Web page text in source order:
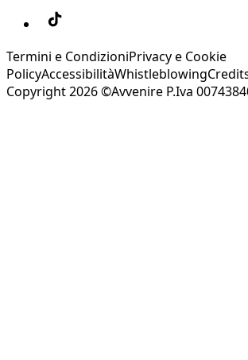
Termini e CondizioniPrivacy e Cookie
PolicyAccessibilitàWhistleblowing
Copyright 2026 ©Avvenire P.Iva